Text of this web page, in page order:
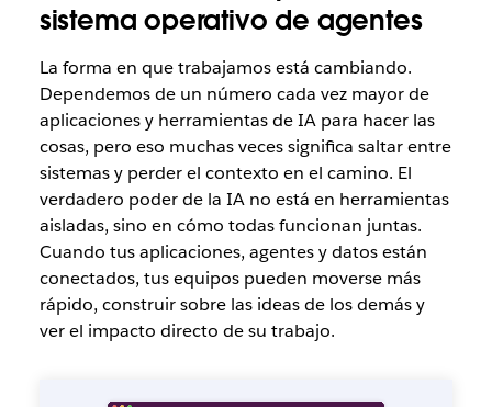
sistema operativo de agentes
La forma en que trabajamos está cambiando.
Dependemos de un número cada vez mayor de
aplicaciones y herramientas de IA para hacer las
cosas, pero eso muchas veces significa saltar entre
sistemas y perder el contexto en el camino. El
verdadero poder de la IA no está en herramientas
aisladas, sino en cómo todas funcionan juntas.
Cuando tus aplicaciones, agentes y datos están
conectados, tus equipos pueden moverse más
rápido, construir sobre las ideas de los demás y
ver el impacto directo de su trabajo.